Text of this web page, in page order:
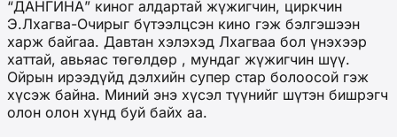
“ДАНГИНА” киног алдартай жүжигчин, циркчин
Э.Лхагва-Очирыг бүтээлцсэн кино гэж бэлгэшээн
харж байгаа. Давтан хэлэхэд Лхагваа бол үнэхээр
хаттай, авьяас төгөлдөр , мундаг жүжигчин шүү.
Ойрын ирээдүйд дэлхийн супер стар болоосой гэж
хүсэж байна. Миний энэ хүсэл түүнийг шүтэн бишрэгч
олон олон хүнд буй байх аа.